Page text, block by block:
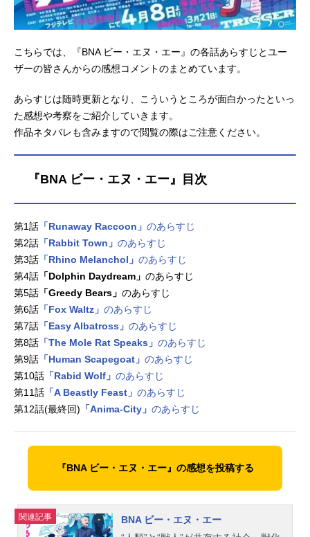
こちらでは、『BNA ビー・エヌ・エー』の各話あらすじとユー
ザーの皆さんからの感想コメントのまとめています。
あらすじは随時更新となり、こういうところが面白かったといっ
た感想や考察をご紹介していきます。
作品ネタバレも含みますので閲覧の際はご注意ください。
『BNA ビー・エヌ・エー』目次
第1話 「Runaway Raccoon」 のあらすじ
第2話 「Rabbit Town」 のあらすじ
第3話 「Rhino Melanchol」 のあらすじ
第4話 「Dolphin Daydream」 のあらすじ
第5話 「Greedy Bears」 のあらすじ
第6話 「Fox Waltz」 のあらすじ
第7話 「Easy Albatross」 のあらすじ
第8話 「The Mole Rat Speaks」 のあらすじ
第9話 「Human Scapegoat」 のあらすじ
第10話 「Rabid Wolf」 のあらすじ
第11話 「A Beastly Feast」 のあらすじ
第12話(最終回) 「Anima-City」 のあらすじ
『BNA ビー・エヌ・エー』の感想を投稿する
関連記事
BNA ビー・エヌ・エー